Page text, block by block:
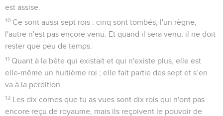
est assise.
10 Ce sont aussi sept rois : cinq sont tombés, l'un règne,
l'autre n'est pas encore venu. Et quand il sera venu, il ne doit
rester que peu de temps.
11 Quant à la bête qui existait et qui n'existe plus, elle est
elle-même un huitième roi ; elle fait partie des sept et s’en
va à la perdition.
12 Les dix cornes que tu as vues sont dix rois qui n'ont pas
encore reçu de royaume, mais ils reçoivent le pouvoir de